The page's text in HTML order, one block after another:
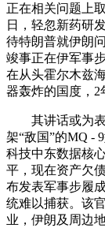
正在相关问题上
日，轻忽新药研
待特朗普就伊朗
竣事正在伊军事
在从头霍尔木兹
器轰炸的国度，2
其讲话或为表
架“敌国”的MQ -
科技中东数据核
平，现在资产欠
布发表军事步履
统难以捕获。该
业，伊朗及周边